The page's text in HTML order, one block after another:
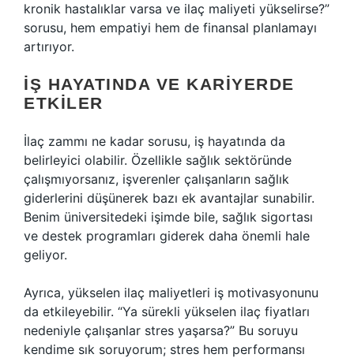
kronik hastalıklar varsa ve ilaç maliyeti yükselirse?”
sorusu, hem empatiyi hem de finansal planlamayı
artırıyor.
İŞ HAYATINDA VE KARIYERDE
ETKILER
İlaç zammı ne kadar sorusu, iş hayatında da
belirleyici olabilir. Özellikle sağlık sektöründe
çalışmıyorsanız, işverenler çalışanların sağlık
giderlerini düşünerek bazı ek avantajlar sunabilir.
Benim üniversitedeki işimde bile, sağlık sigortası
ve destek programları giderek daha önemli hale
geliyor.
Ayrıca, yükselen ilaç maliyetleri iş motivasyonunu
da etkileyebilir. “Ya sürekli yükselen ilaç fiyatları
nedeniyle çalışanlar stres yaşarsa?” Bu soruyu
kendime sık soruyorum; stres hem performansı